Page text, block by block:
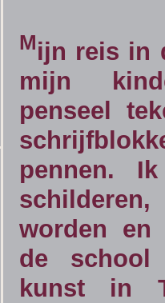
Mijn reis in
mijn
penseel
pennen.
worden en
de school
kunst in